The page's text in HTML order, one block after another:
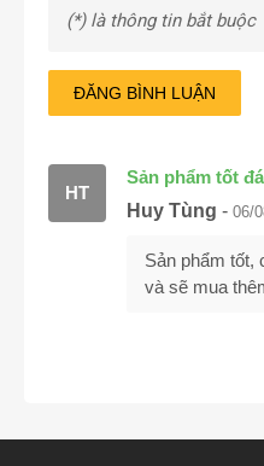
(*) là thông tin bắt buộc
ĐĂNG BÌNH LUẬN
Sản phẩm tốt
HT
Huy Tùng - 06/
Sản phẩm tốt,
và sẽ mua